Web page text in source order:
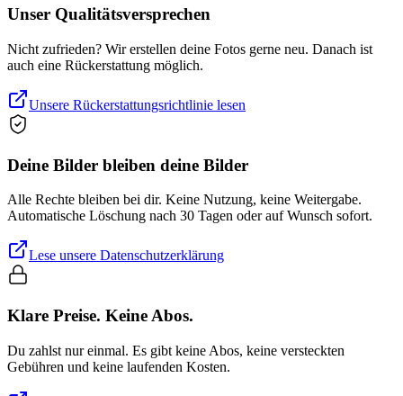
Unser Qualitätsversprechen
Nicht zufrieden? Wir erstellen deine Fotos gerne neu. Danach ist
auch eine Rückerstattung möglich.
Unsere Rückerstattungsrichtlinie lesen
Deine Bilder bleiben deine Bilder
Alle Rechte bleiben bei dir. Keine Nutzung, keine Weitergabe.
Automatische Löschung nach 30 Tagen oder auf Wunsch sofort.
Lese unsere Datenschutzerklärung
Klare Preise. Keine Abos.
Du zahlst nur einmal. Es gibt keine Abos, keine versteckten
Gebühren und keine laufenden Kosten.